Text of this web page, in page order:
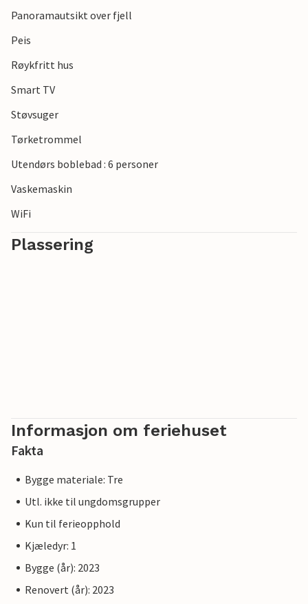
og vidstrakte vidder, uansett årstid.
Panoramautsikt over fjell
Peis
Røykfritt hus
Smart TV
Støvsuger
Tørketrommel
Utendørs boblebad : 6 personer
Vaskemaskin
WiFi
Plassering
Informasjon om feriehuset
Fakta
Bygge materiale: Tre
Utl. ikke til ungdomsgrupper
Kun til ferieopphold
Kjæledyr: 1
Bygge (år): 2023
Renovert (år): 2023